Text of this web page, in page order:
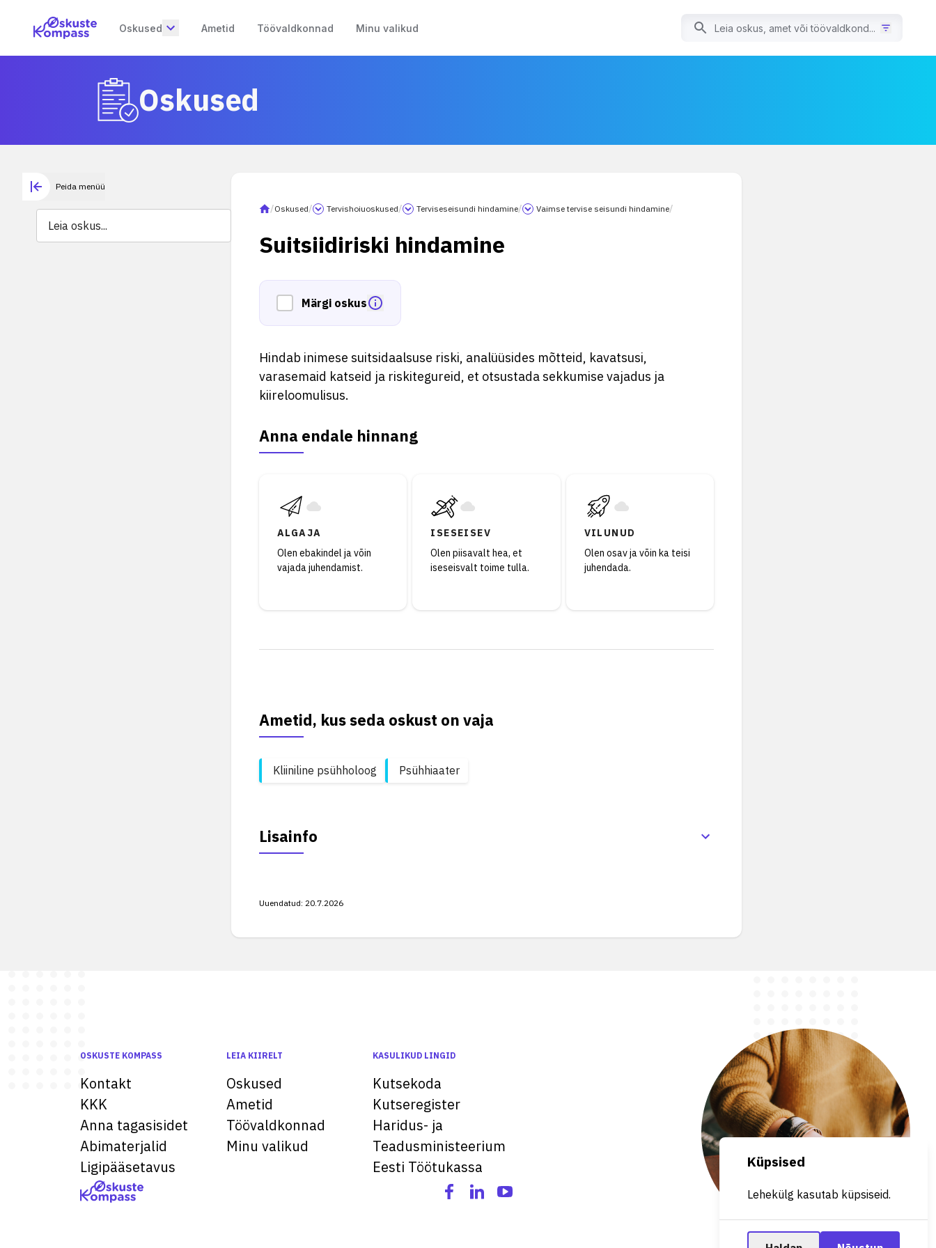
Oskused Ametid Töövaldkonnad Minu valikud
Oskused
Peida menüü
/Oskused/ Tervishoiuoskused/ Terviseseisundi hindamine/ Vaimse tervise seisundi hindamine/
Suitsiidiriski hindamine
Märgi oskus
Hindab inimese suitsidaalsuse riski, analüüsides mõtteid, kavatsusi,
varasemaid katseid ja riskitegureid, et otsustada sekkumise vajadus ja
kiireloomulisus.
Anna endale hinnang
ALGAJA
Olen ebakindel ja võin
vajada juhendamist.
ISESEISEV
Olen piisavalt hea, et
iseseisvalt toime tulla.
VILUNUD
Olen osav ja võin ka teisi
juhendada.
Ametid, kus seda oskust on vaja
Kliiniline psühholoog Psühhiaater
Lisainfo
Uuendatud: 20.7.2026
OSKUSTE KOMPASS
Kontakt
KKK
Anna tagasisidet
Abimaterjalid
Ligipääsetavus
LEIA KIIRELT
Oskused
Ametid
Töövaldkonnad
Minu valikud
KASULIKUD LINGID
Kutsekoda
Kutseregister
Haridus- ja
Teadusministeerium
Eesti Töötukassa
Küpsised
Lehekülg kasutab küpsiseid.